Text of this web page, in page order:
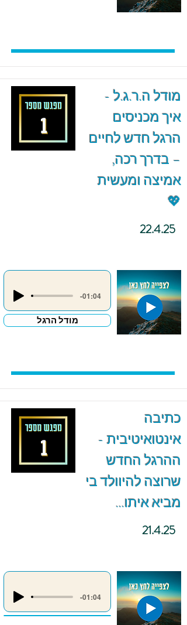
מודל ה.ר.ג.ל -
איך מכניסים
הרגל חדש לחיים
– בדרך רכה,
אמיצה ומעשית
💖
22.4.25
-01:04
מודל הרגל
כתיבה
אינטואיטיבית -
ההרגל החדש
שרוצה להיוולד בי
מביא איתו...
21.4.25
-01:04